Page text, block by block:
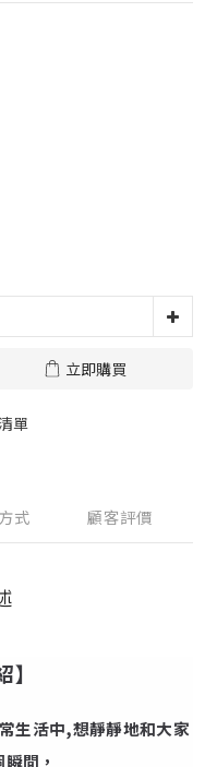
立即購買
單
式 顧客評價
】
生活中,想靜靜地和大家
間，